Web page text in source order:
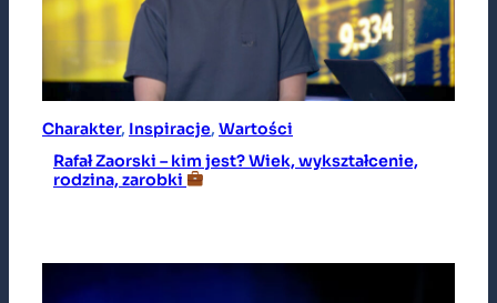
Charakter, Inspiracje, Wartości
Rafał Zaorski – kim jest? Wiek, wykształcenie,
rodzina, zarobki